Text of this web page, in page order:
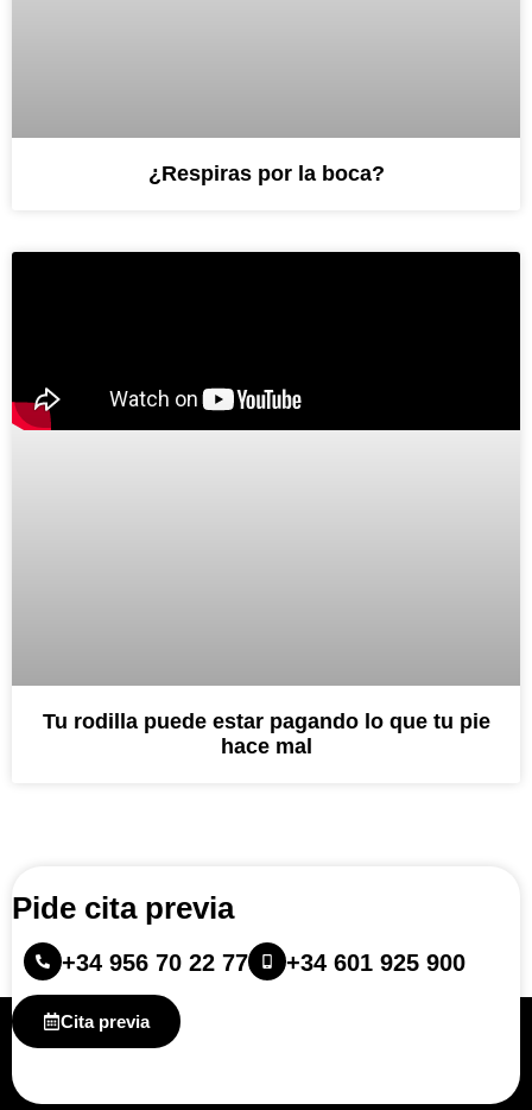
¿Respiras por la boca?
Tu rodilla puede estar pagando lo que tu pie
hace mal
Pide cita previa
+34 956 70 22 77 +34 601 925 900
Cita previa